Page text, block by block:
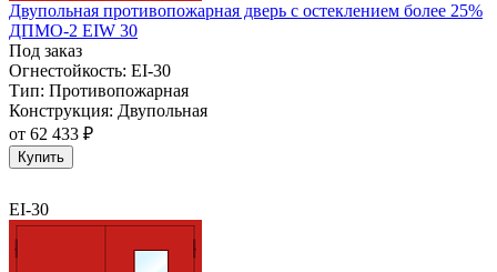
Двупольная противопожарная дверь с остеклением более 25%
ДПМО-2 EIW 30
Под заказ
Огнестойкость: EI-30
Тип: Противопожарная
Конструкция: Двупольная
от 62 433 ₽
Купить
EI-30